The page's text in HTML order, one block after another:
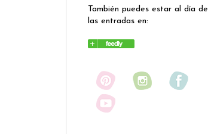
También puedes estar al día de
las entradas en: